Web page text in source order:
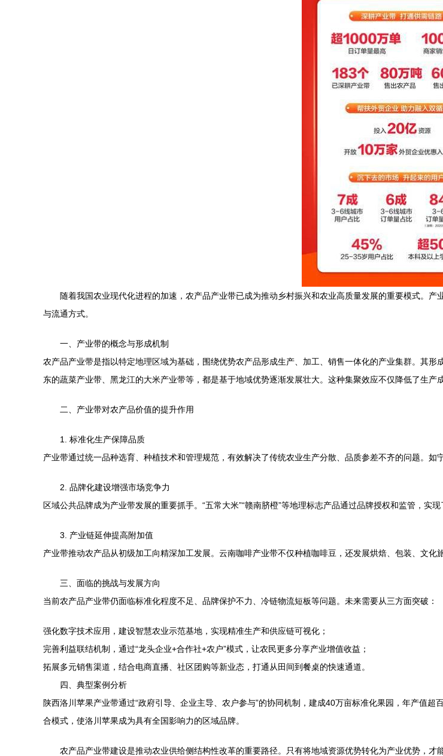
随着我国农业现代化进程的加速，农产品产业带已成为推动乡村振兴和农业高质量发展的重要模式。
与流通方式。
一、产业带的概念与形成机制
农产品产业带是指以特定地理区域为基础，围绕优势农产品形成生产、加工、销售一体化的产业集群。其
东的蔬菜产业带、黑龙江的大米产业带等，都是基于地域优势逐渐发展壮大。这种集聚效应不仅降低了生产
二、产业带对农产品价值的提升作用
1. 标准化生产保障品质
产业带通过统一品种选育、种植技术和管理规范，有效解决了传统农业生产分散、品质参差不齐的问题。
2. 品牌化建设增强市场竞争力
区域公共品牌成为产业带发展的重要抓手。“五常大米”“赣南脐橙”等地理标志产品通过品牌授权和监管，实
3. 产业链延伸提高附加值
产业带推动农产品从初级加工向精深加工发展。云南咖啡产业带不仅种植咖啡豆，还发展烘焙、包装、文化
三、面临的挑战与发展方向
当前农产品产业带仍面临标准化程度不足、品牌保护不力、冷链物流短板等问题。未来需要从三方面突破：
强化数字技术应用，建设智慧农业示范基地，实现精准生产和供应链可视化；
完善利益联结机制，通过“龙头企业+合作社+农户”模式，让农民更多分享产业增值收益；
拓展多元销售渠道，结合电商直播、社区团购等新业态，打通从田间到餐桌的快速通道。
四、典型案例分析
陕西洛川苹果产业带通过“政府引导、企业主导、农户参与”的协同机制，建成40万亩标准化果园，年产值
合模式，使洛川苹果成为具有全国影响力的区域品牌。
农产品产业带建设是推动农业供给侧结构性改革的重要路径。只有将地域资源优势转化为产业优势，